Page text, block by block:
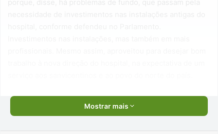
Mostrar mais